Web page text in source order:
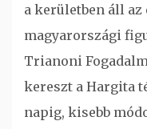
a kerületben áll az
magyarországi
Trianoni
kereszt a Hargita
napig, kisebb